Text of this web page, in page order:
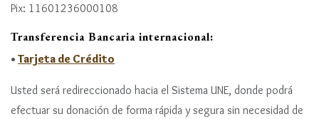
Pix: 11601236000108
Transferencia Bancaria internacional:
• Tarjeta de Crédito
Usted será redireccionado hacia el Sistema UNE, donde podrá
efectuar su donación de forma rápida y segura sin necesidad de